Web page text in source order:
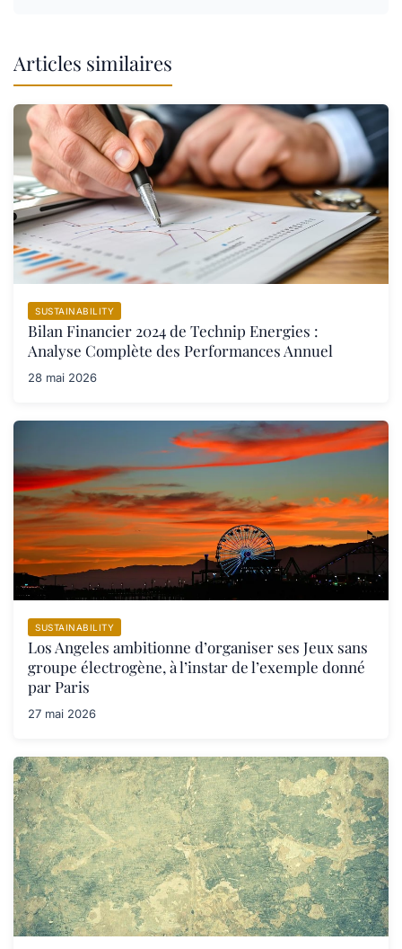
Articles similaires
SUSTAINABILITY
Bilan Financier 2024 de Technip Energies :
Analyse Complète des Performances Annuel
28 mai 2026
SUSTAINABILITY
Los Angeles ambitionne d’organiser ses Jeux sans
groupe électrogène, à l’instar de l’exemple donné
par Paris
27 mai 2026